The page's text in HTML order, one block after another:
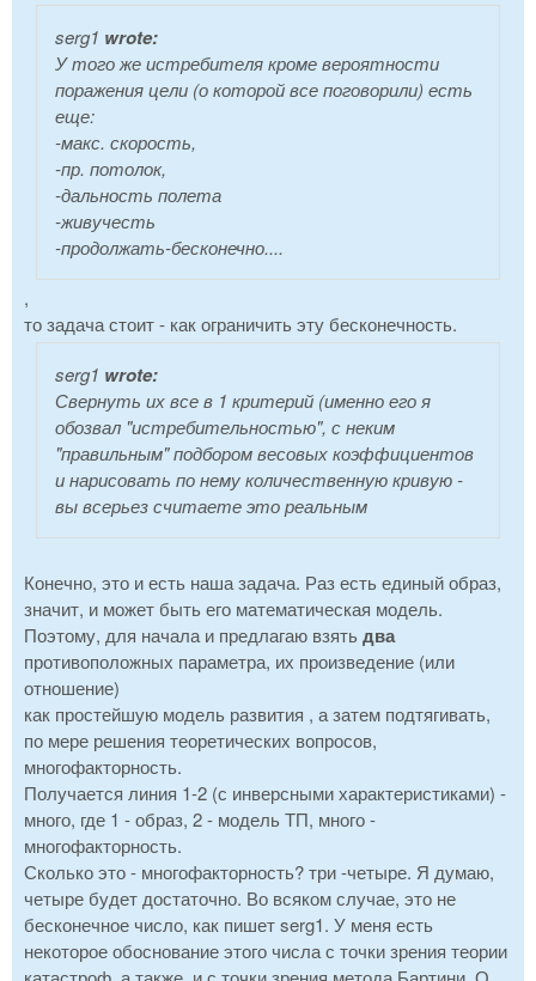
serg1 wrote:
У того же истребителя кроме вероятности
поражения цели (о которой все поговорили) есть
еще:
-макс. скорость,
-пр. потолок,
-дальность полета
-живучесть
-продолжать-бесконечно....
,
то задача стоит - как ограничить эту бесконечность.
serg1 wrote:
Свернуть их все в 1 критерий (именно его я
обозвал "истребительностью", с неким
"правильным" подбором весовых коэффициентов
и нарисовать по нему количественную кривую -
вы всерьез считаете это реальным
Конечно, это и есть наша задача. Раз есть единый образ,
значит, и может быть его математическая модель.
Поэтому, для начала и предлагаю взятьдва
противоположных параметра, их произведение (или
отношение)
как простейшую модель развития , а затем подтягивать,
по мере решения теоретических вопросов,
многофакторность.
Получается линия 1-2 (с инверсными характеристиками) -
много, где 1 - образ, 2 - модель ТП, много -
многофакторность.
Сколько это - многофакторность? три -четыре. Я думаю,
четыре будет достаточно. Во всяком случае, это не
бесконечное число, как пишет serg1. У меня есть
некоторое обоснование этого числа с точки зрения теории